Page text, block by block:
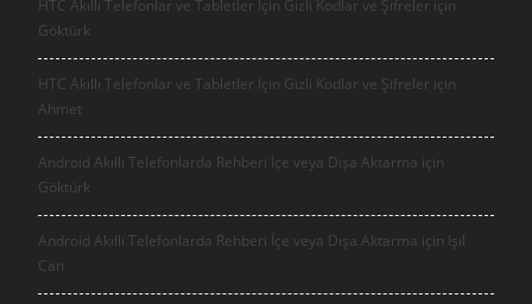
HTC Akıllı Telefonlar ve Tabletler İçin Gizli Kodlar ve Şifreler için
Göktürk
HTC Akıllı Telefonlar ve Tabletler İçin Gizli Kodlar ve Şifreler için
Ahmet
Android Akıllı Telefonlarda Rehberi İçe veya Dışa Aktarma için
Göktürk
Android Akıllı Telefonlarda Rehberi İçe veya Dışa Aktarma için Işıl
Can